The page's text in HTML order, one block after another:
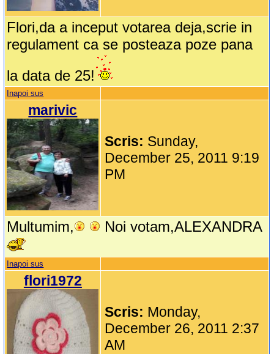
Flori,da a inceput votarea deja,scrie in
regulament ca se posteaza poze pana
la data de 25!
Inapoi sus
marivic
Scris: Sunday,
December 25, 2011 9:19
PM
Multumim, Noi votam,ALEXANDRA
Inapoi sus
flori1972
Scris: Monday,
December 26, 2011 2:37
AM